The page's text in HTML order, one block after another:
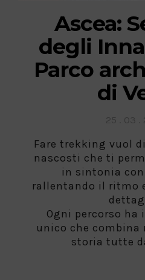
Ascea:
degli
Parco
di
Fare trekking vuol
nascosti che ti
in sintonia
rallentando il ritmo
Ogni percorso ha
unico che
storia tutte